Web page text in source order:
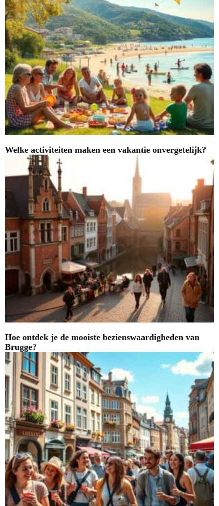
Welke activiteiten maken een vakantie onvergetelijk?
Hoe ontdek je de mooiste bezienswaardigheden van
Brugge?